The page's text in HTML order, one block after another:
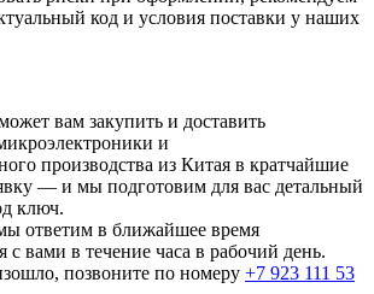
код и условия поставки у наших
вам закупить и доставить
и
производства из Китая в кратчайшие
— и мы подготовим для вас детальный
ключ.
ответим в ближайшее время
вами в течение часа в рабочий день.
позвоните по номеру +7 923 111 53